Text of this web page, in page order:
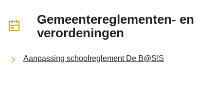
Gemeentereglementen- en
verordeningen
Aanpassing schoolreglement De B@S!S